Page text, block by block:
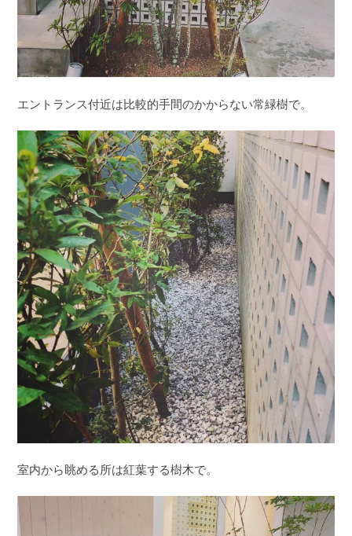
エントランス付近は比較的手間のかからない常緑樹で。
室内から眺める所は紅葉する樹木で。